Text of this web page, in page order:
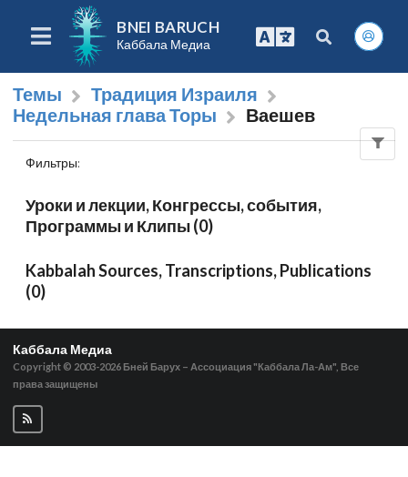
BNEI BARUCH
Каббала Медиа
Темы
Традиция Израиля
Недельная глава Торы
Ваешев
Фильтры:
Уроки и лекции, Конгрессы, события,
Программы и Клипы (0)
Kabbalah Sources, Transcriptions, Publications
(0)
Каббала Медиа
Copyright © 2003-2026 Бней Барух – Ассоциация "Каббала Ла-Ам", Все
права защищены